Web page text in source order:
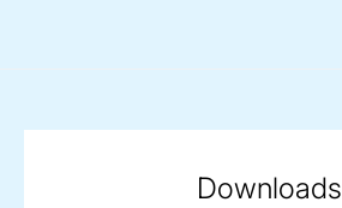
Downloads